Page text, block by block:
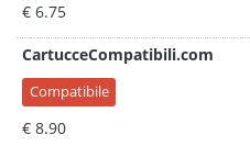
€ 6.75
CartucceCompatibili.com
Compatibile
€ 8.90